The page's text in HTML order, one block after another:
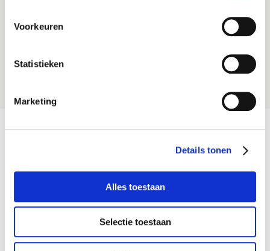
Voorkeuren
Statistieken
Marketing
Details tonen
Alles toestaan
Selectie toestaan
arbeidsvoorwaarden, zoals vakantiedagen,
dus niet om ook hiernaar te kijken als je een
Postcode
privacy statement